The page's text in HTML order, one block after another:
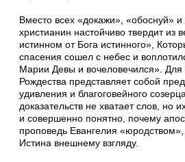
Вместо всех «докажи», «обоснуй»
христианин настойчиво твердит из
истинном от Бога истинного»,
спасения сошел с небес и
Марии Девы и вочеловечился».
Рождества представляет собой
удивления и благоговейного
доказательств не хватает слов, но
и совершенно понятно, почему
проповедь Евангелия
Истина внешнему взгляду.